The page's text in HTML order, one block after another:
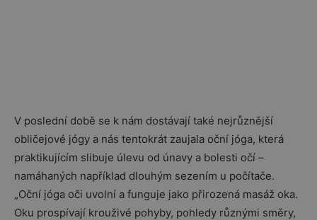
V poslední době se k nám dostávají také nejrůznější
obličejové jógy a nás tentokrát zaujala oční jóga, která
praktikujícím slibuje úlevu od únavy a bolesti očí –
namáhaných například dlouhým sezením u počítače.
„Oční jóga oči uvolní a funguje jako přirozená masáž oka.
Oku prospívají krouživé pohyby, pohledy různými směry,